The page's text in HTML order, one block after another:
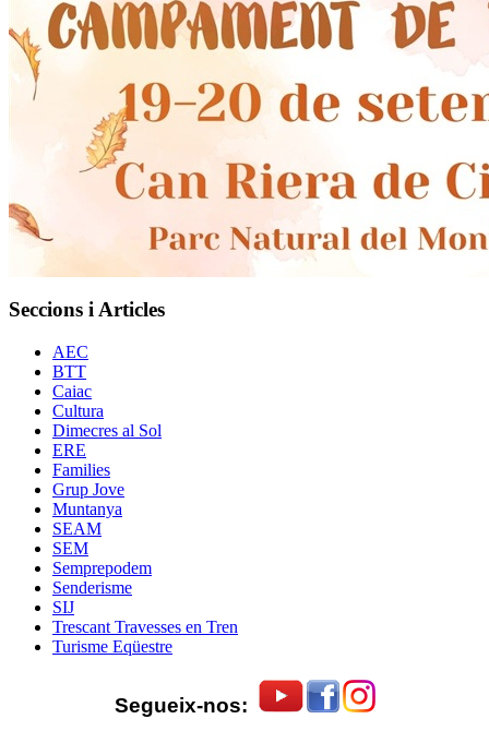
Seccions i Articles
AEC
BTT
Caiac
Cultura
Dimecres al Sol
ERE
Families
Grup Jove
Muntanya
SEAM
SEM
Semprepodem
Senderisme
SIJ
Trescant Travesses en Tren
Turisme Eqüestre
Segueix-nos: